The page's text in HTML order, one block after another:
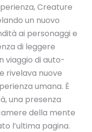
Creature
un nuovo
ai personaggi e
di leggere
viaggio di auto-
rivelava nuove
umana. È
una presenza
della mente
l’ultima pagina.